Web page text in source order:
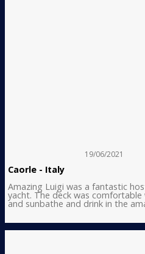
19/06/2021
Caorle - Italy
Amazing Luigi was a fantastic
yacht. The deck was
and sunbathe and drink in the